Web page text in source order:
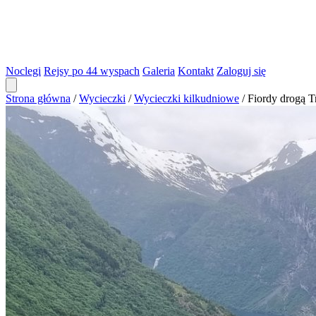
Noclegi Rejsy po 44 wyspach Galeria Kontakt Zaloguj się
Strona główna / Wycieczki / Wycieczki kilkudniowe / Fiordy drogą